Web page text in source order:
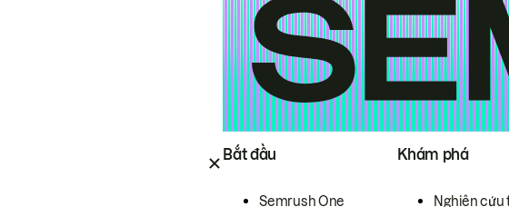
Bắt đầu
Semrush One
Khám phá
Nghiên cứu